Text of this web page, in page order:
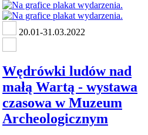
20.01-31.03.2022
Wędrówki ludów nad
małą Wartą - wystawa
czasowa w Muzeum
Archeologicznym